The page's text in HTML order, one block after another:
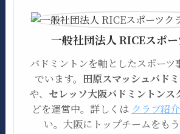
一般社団法人 RICEスポ
バドミントンを軸としたスポーツ
でいます。 田原スマッシュバド
や、 セレッソ大阪バドミントンス
どを運営中。詳しくは クラブ紹介
い。大阪にトップチームをも